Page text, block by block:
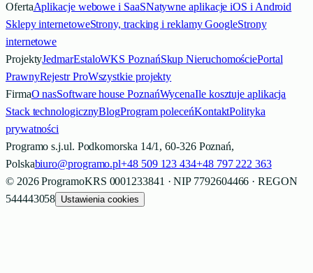
OfertaAplikacje webowe i SaaSNatywne aplikacje iOS i Android
Sklepy internetoweStrony, tracking i reklamy GoogleStrony
internetowe
ProjektyJedmarEstaloWKS PoznańSkup NieruchomościePortal
PrawnyRejestr ProWszystkie projekty
FirmaO nasSoftware house PoznańWycenaIle kosztuje aplikacja
Stack technologicznyBlogProgram poleceńKontaktPolityka
prywatności
Programo s.j.ul. Podkomorska 14/1, 60-326 Poznań,
Polskabiuro@programo.pl+48 509 123 434+48 797 222 363
© 2026 ProgramoKRS 0001233841 · NIP 7792604466 · REGON
544443058 Ustawienia cookies